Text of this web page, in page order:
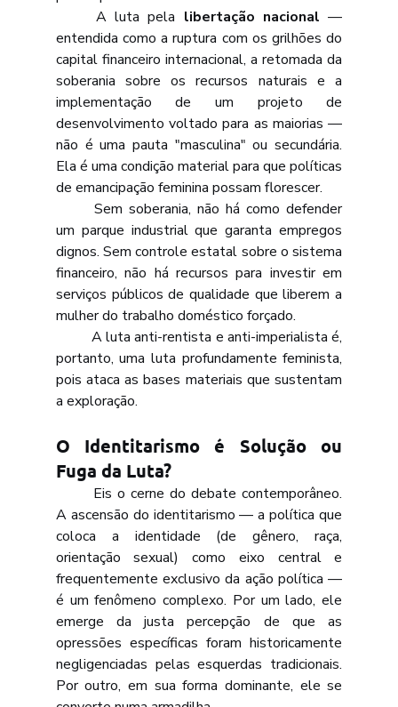
	A luta pela
libertação nacional —
entendida como a ruptura com os grilhões do
capital financeiro internacional, a retomada da
soberania sobre os recursos naturais e a
implementação de um projeto de
desenvolvimento voltado para as maiorias —
não é uma pauta "masculina" ou secundária.
Ela é uma condição material para que políticas
de emancipação feminina possam florescer.
um parque industrial que garanta empregos
dignos. Sem controle estatal sobre o sistema
financeiro, não há recursos para investir em
serviços públicos de qualidade que liberem a
mulher do trabalho doméstico forçado.
	A luta anti-rentista e anti-imperialista é,
portanto, uma luta profundamente feminista,
pois ataca as bases materiais que sustentam
a exploração.
O Identitarismo é Solução ou
Fuga da Luta?
A ascensão do identitarismo — a política que
coloca a identidade (de gênero, raça,
orientação sexual) como eixo central e
frequentemente exclusivo da ação política —
é um fenômeno complexo. Por um lado, ele
emerge da justa percepção de que as
opressões específicas foram historicamente
negligenciadas pelas esquerdas tradicionais.
Por outro, em sua forma dominante, ele se